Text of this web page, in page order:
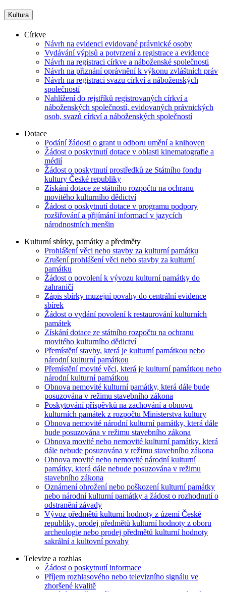
Kultura
Církve
Návrh na evidenci evidované právnické osoby
Vydávání výpisů a potvrzení z registrace a evidence
Návrh na registraci církve a náboženské společnosti
Návrh na přiznání oprávnění k výkonu zvláštních práv
Návrh na registraci svazu církví a náboženských
společností
Nahlížení do rejstříků registrovaných církví a
náboženských společností, evidovaných právnických
osob, svazů církví a náboženských společností
Dotace
Podání žádosti o grant u odboru umění a knihoven
Žádost o poskytnutí dotace v oblasti kinematografie a
médií
Žádost o poskytnutí prostředků ze Státního fondu
kultury České republiky
Získání dotace ze státního rozpočtu na ochranu
movitého kulturního dědictví
Žádost o poskytnutí dotace v programu podpory
rozšiřování a přijímání informací v jazycích
národnostních menšin
Kulturní sbírky, památky a předměty
Prohlášení věci nebo stavby za kulturní památku
Zrušení prohlášení věci nebo stavby za kulturní
památku
Žádost o povolení k vývozu kulturní památky do
zahraničí
Zápis sbírky muzejní povahy do centrální evidence
sbírek
Žádost o vydání povolení k restaurování kulturních
památek
Získání dotace ze státního rozpočtu na ochranu
movitého kulturního dědictví
Přemístění stavby, která je kulturní památkou nebo
národní kulturní památkou
Přemístění movité věci, která je kulturní památkou nebo
národní kulturní památkou
Obnova nemovité kulturní památky, která dále bude
posuzována v režimu stavebního zákona
Poskytování příspěvků na zachování a obnovu
kulturních památek z rozpočtu Ministerstva kultury
Obnova nemovité národní kulturní památky, která dále
bude posuzována v režimu stavebního zákona
Obnova movité nebo nemovité kulturní památky, která
dále nebude posuzována v režimu stavebního zákona
Obnova movité nebo nemovité národní kulturní
památky, která dále nebude posuzována v režimu
stavebního zákona
Oznámení ohrožení nebo poškození kulturní památky
nebo národní kulturní památky a žádost o rozhodnutí o
odstranění závady
Vývoz předmětů kulturní hodnoty z území České
republiky, prodej předmětů kulturní hodnoty z oboru
archeologie nebo prodej předmětů kulturní hodnoty
sakrální a kultovní povahy
Televize a rozhlas
Žádost o poskytnutí informace
Příjem rozhlasového nebo televizního signálu ve
zhoršené kvalitě